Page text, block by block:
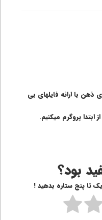
با ارائه فایلهای بی
پروگرم میکنیم.
بود؟
تا پنج ستاره بدهید !